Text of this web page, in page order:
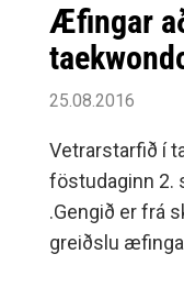
Æfingar
25.08.2016
Vetrarstarfið í
föstudaginn 2.
.Gengið er frá
greiðslu